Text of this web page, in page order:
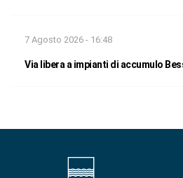
7 Agosto 2026 - 16:48
Via libera a impianti di accumulo